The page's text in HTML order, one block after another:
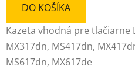
DO KOŠÍKA
Kazeta vhodná pre tlačiarne
MX317dn, MS417dn,
MS617dn, MX617de